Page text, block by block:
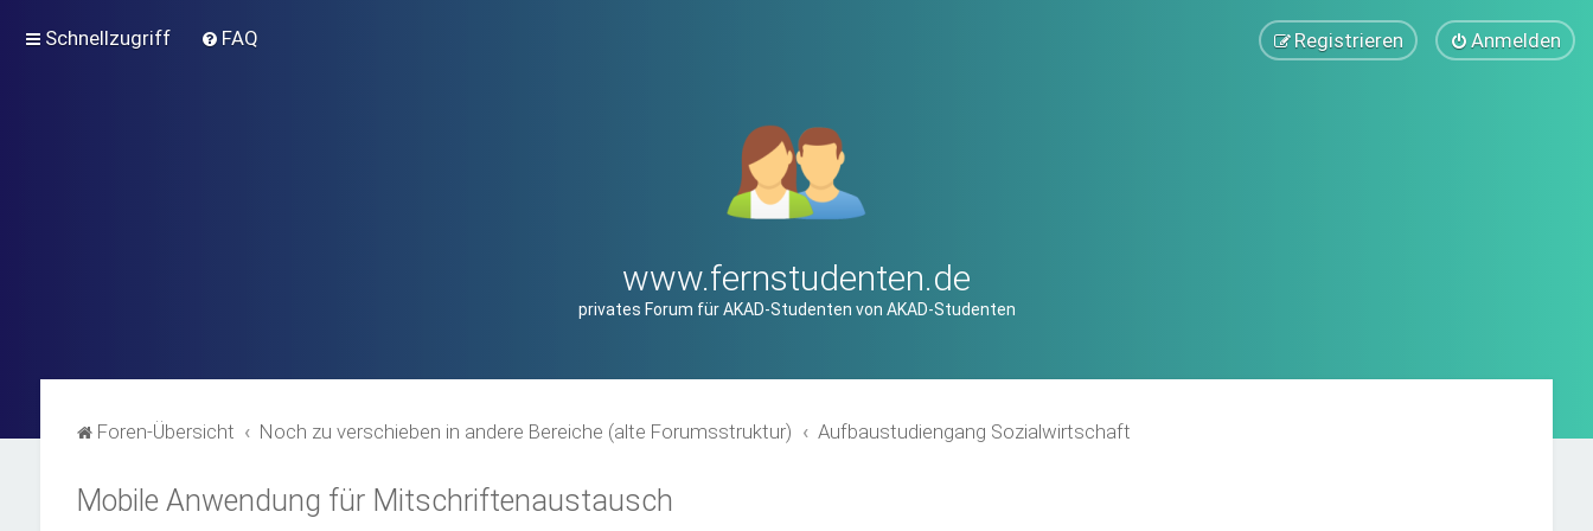
Schnellzugriff FAQ Anmelden
Registrieren
www.fernstudenten.de
privates Forum für AKAD-Studenten von AKAD-Studenten
Foren-Übersicht Noch zu verschieben in andere Bereiche (alte Forumsstruktur) Aufbaustudiengang Sozialwirtschaft
Mobile Anwendung für Mitschriftenaustausch